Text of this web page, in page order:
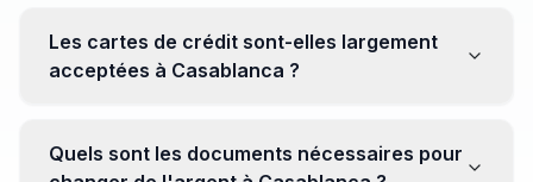
soyez attentif aux fluctuations pour maximiser la valeur
de vos devises.
Les cartes de crédit sont-elles largement
acceptées à Casablanca ?
Cependant, avoir un peu de monnaie locale peut être
Quels sont les documents nécessaires pour